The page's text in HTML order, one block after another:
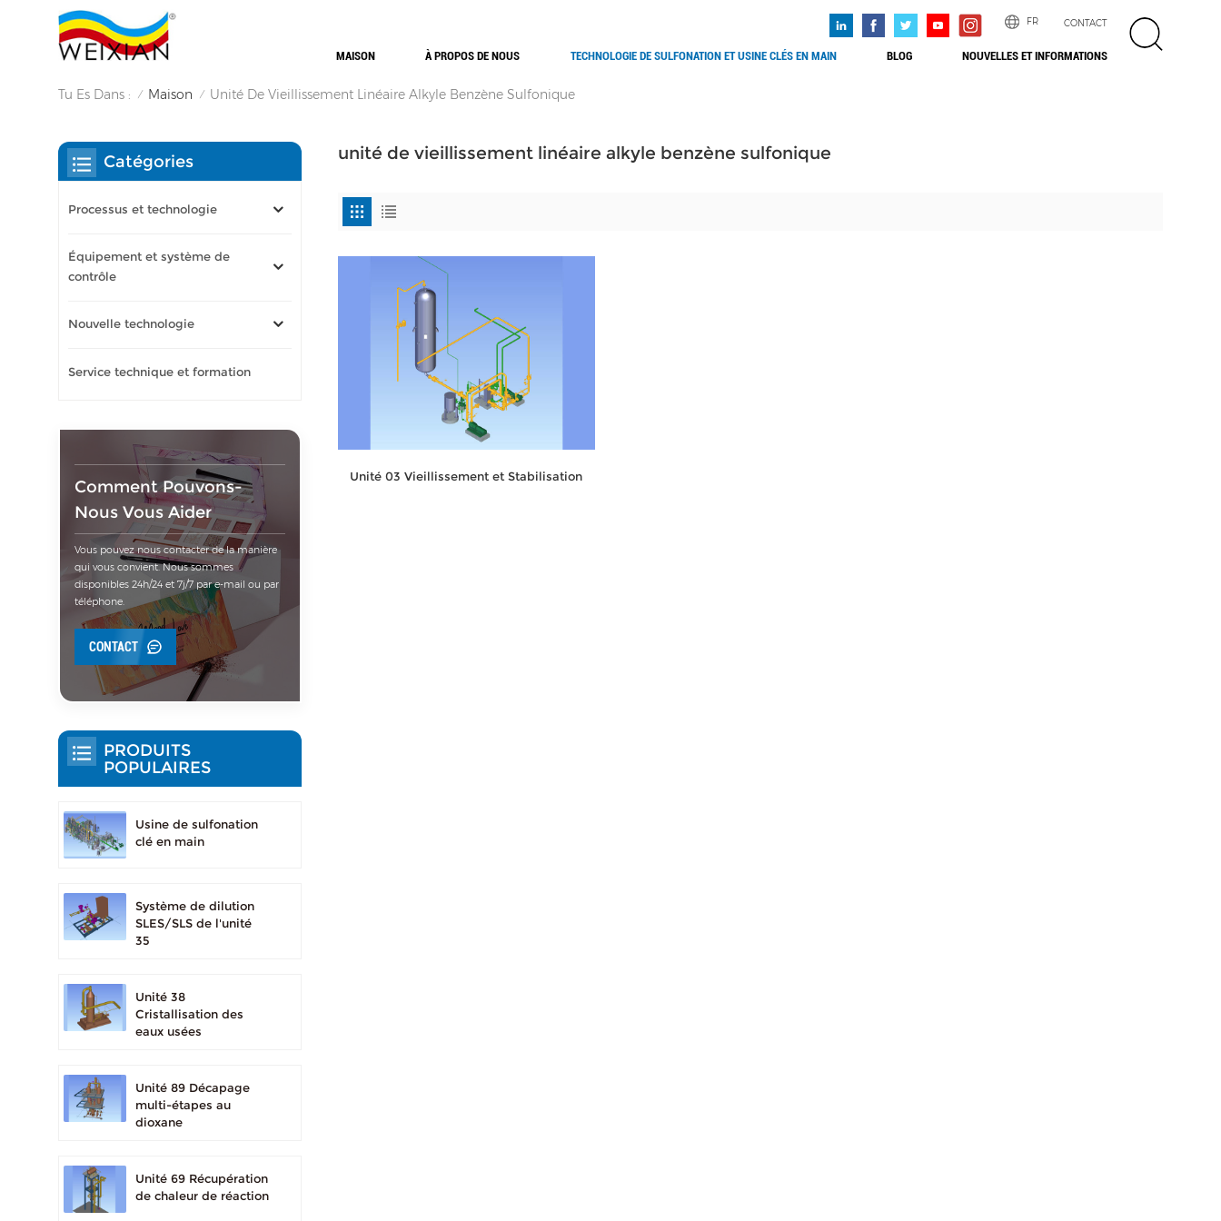
CONTACT
FR
MAISON À PROPOS DE NOUS TECHNOLOGIE DE SULFONATION ET USINE CLÉS EN MAIN BLOG NOUVELLES ET INFORMATIONS
Tu Es Dans : / Maison / Unité De Vieillissement Linéaire Alkyle Benzène Sulfonique
unité de vieillissement linéaire alkyle benzène sulfonique
Unité 03 Vieillissement et Stabilisation
Catégories
Processus et technologie
Équipement et système de
contrôle
Nouvelle technologie
Service technique et formation
Comment Pouvons-
Nous Vous Aider
Vous pouvez nous contacter de la manière
qui vous convient. Nous sommes
disponibles 24h/24 et 7j/7 par e-mail ou par
téléphone.
CONTACT
PRODUITS
POPULAIRES
Usine de sulfonation
clé en main
Système de dilution
SLES/SLS de l'unité
35
Unité 38
Cristallisation des
eaux usées
Unité 89 Décapage
multi-étapes au
dioxane
Unité 69 Récupération
de chaleur de réaction